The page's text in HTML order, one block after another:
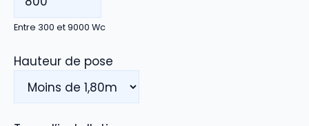
Entre 300 et 9000 Wc
Hauteur de pose